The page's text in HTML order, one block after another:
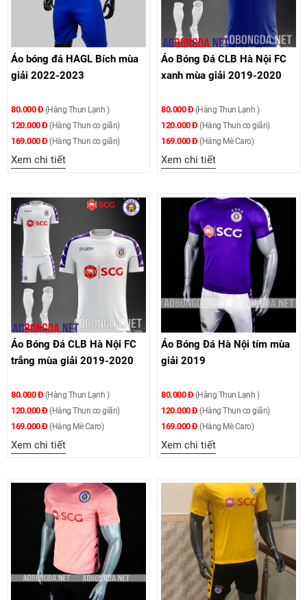
Áo bóng đá HAGL Bích mùa
giải 2022-2023
80.000 Đ (Hàng Thun Lạnh )
120.000 Đ (Hàng Thun co giãn)
169.000 Đ (Hàng Thun co giãn)
Xem chi tiết
Áo Bóng Đá CLB Hà Nội FC
xanh mùa giải 2019-2020
80.000 Đ (Hàng Thun Lạnh )
120.000 Đ (Hàng Thun co giãn)
169.000 Đ (Hàng Mè Caro)
Xem chi tiết
Áo Bóng Đá CLB Hà Nội FC
trắng mùa giải 2019-2020
80.000 Đ (Hàng Thun Lạnh )
120.000 Đ (Hàng Thun co giãn)
169.000 Đ (Hàng Mè Caro)
Xem chi tiết
Áo Bóng Đá Hà Nội tím mùa
giải 2019
80.000 Đ (Hàng Thun Lạnh )
120.000 Đ (Hàng Thun co giãn)
169.000 Đ (Hàng Mè Caro)
Xem chi tiết